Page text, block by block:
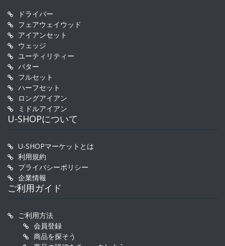
ドライバー
フェアウェイウッド
アイアンセット
ウェッジ
ユーティリティー
パター
フルセット
ハーフセット
ロングアイアン
ミドルアイアン
U-SHOPについて
U-SHOPマーケットとは
利用規約
プライバシーポリシー
企業情報
ご利用ガイド
ご利用方法
会員登録
商品を探そう